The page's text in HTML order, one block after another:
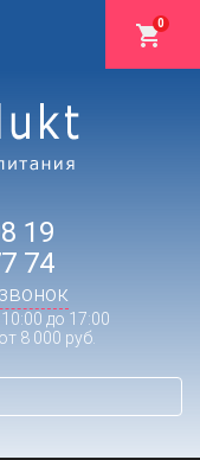
0
19
74
до 17:00
8 000 руб.